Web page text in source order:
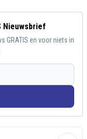
Nieuwsbrief
GRATIS en voor niets in